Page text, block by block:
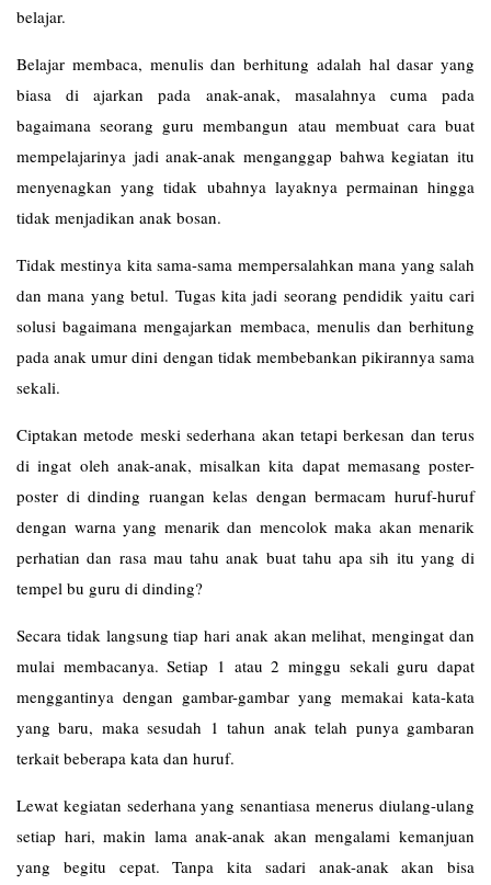
belajar.
Belajar membaca, menulis dan berhitung adalah hal dasar yang
biasa di ajarkan pada anak-anak, masalahnya cuma pada
bagaimana seorang guru membangun atau membuat cara buat
mempelajarinya jadi anak-anak menganggap bahwa kegiatan itu
menyenagkan yang tidak ubahnya layaknya permainan hingga
tidak menjadikan anak bosan.
Tidak mestinya kita sama-sama mempersalahkan mana yang salah
dan mana yang betul. Tugas kita jadi seorang pendidik yaitu cari
solusi bagaimana mengajarkan membaca, menulis dan berhitung
pada anak umur dini dengan tidak membebankan pikirannya sama
sekali.
Ciptakan metode meski sederhana akan tetapi berkesan dan terus
di ingat oleh anak-anak, misalkan kita dapat memasang poster-
poster di dinding ruangan kelas dengan bermacam huruf-huruf
dengan warna yang menarik dan mencolok maka akan menarik
perhatian dan rasa mau tahu anak buat tahu apa sih itu yang di
tempel bu guru di dinding?
Secara tidak langsung tiap hari anak akan melihat, mengingat dan
mulai membacanya. Setiap 1 atau 2 minggu sekali guru dapat
menggantinya dengan gambar-gambar yang memakai kata-kata
yang baru, maka sesudah 1 tahun anak telah punya gambaran
terkait beberapa kata dan huruf.
Lewat kegiatan sederhana yang senantiasa menerus diulang-ulang
setiap hari, makin lama anak-anak akan mengalami kemanjuan
yang begitu cepat. Tanpa kita sadari anak-anak akan bisa